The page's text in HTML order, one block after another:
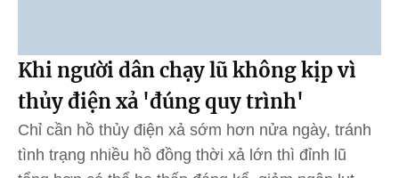
Khi người dân chạy lũ không kịp vì
thủy điện xả 'đúng quy trình'
Chỉ cần hồ thủy điện xả sớm hơn nửa ngày, tránh
tình trạng nhiều hồ đồng thời xả lớn thì đỉnh lũ